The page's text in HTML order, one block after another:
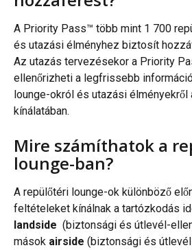
A Priority Pass™ több mint 1 700
és utazási élményhez biztosít
Az utazás tervezésekor a Priority
ellenőrizheti a legfrissebb
lounge-okról és utazási
kínálatában.
Mire számíthatok a
lounge-ban?
A repülőtéri lounge-ok különböző
feltételeket kínálnak a tartózkodás
landside (biztonsági és útlevél-
mások airside (biztonsági és